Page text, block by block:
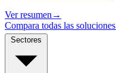
Ver resumen →
Compara todas las soluciones